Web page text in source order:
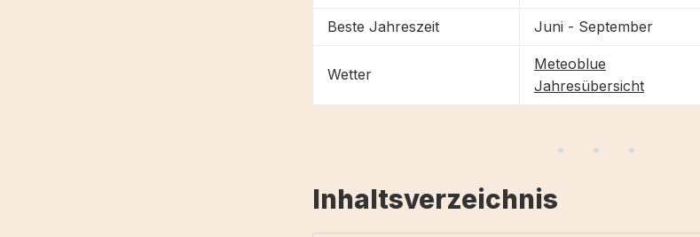
Beste Jahreszeit Juni - September
Wetter
Meteoblue
Jahresübersicht
Inhaltsverzeichnis